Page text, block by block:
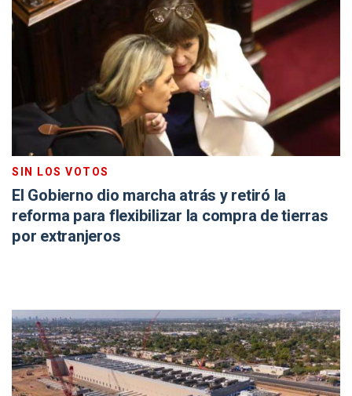
SIN LOS VOTOS
El Gobierno dio marcha atrás y retiró la
reforma para flexibilizar la compra de tierras
por extranjeros